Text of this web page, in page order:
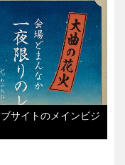
サイトのメインビジ